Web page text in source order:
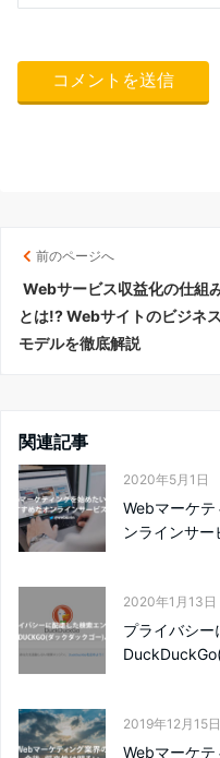
前のページへ
Webサービス収益化の仕組
とは!? Webサイトのビジネス
モデルを徹底解説
関連記事
2020年5月1日
Webマーケ
ンラインサー
2020年1月13日
プライバシー
2019年12月15日
Webマーケ